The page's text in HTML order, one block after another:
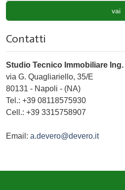
vai
Contatti
Studio Tecnico Immobiliare Ing.
via G. Quagliariello, 35/E
80131 - Napoli - (NA)
Tel.: +39 08118575930
Cell.: +39 3315758907
Email: a.devero@devero.it